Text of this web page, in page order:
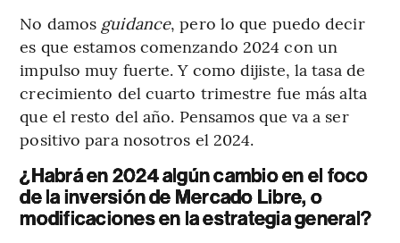
No damos guidance, pero lo que puedo decir
es que estamos comenzando 2024 con un
impulso muy fuerte. Y como dijiste, la tasa de
crecimiento del cuarto trimestre fue más alta
que el resto del año. Pensamos que va a ser
positivo para nosotros el 2024.
¿Habrá en 2024 algún cambio en el foco
de la inversión de Mercado Libre, o
modificaciones en la estrategia general?